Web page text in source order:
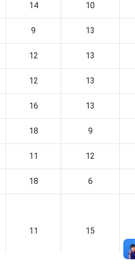
14 10
9 13
12 13
12 13
16 13
18 9
11 12
18 6
11 15